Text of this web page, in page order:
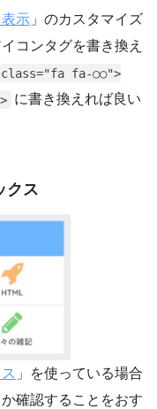
示 」のカスタマイズ
コンタグを書き換え
fa-○○">
に書き換えれば良い
クス
」を使っている場合
確認することをおす